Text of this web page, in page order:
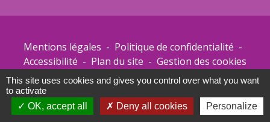
Mentions légales - Politique de confidentialité -
Accessibilité - Plan du site - Gestion des cookies
Site créé en partenariat avec Réseau des Communes
This site uses cookies and gives you control over what you want
to activate
OK, accept all
Deny all cookies Personalize